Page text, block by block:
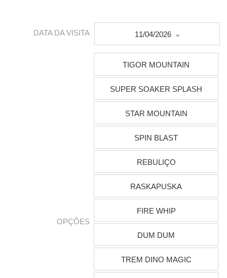
DATA DA VISITA 11/04/2026
OPÇÕES
TIGOR MOUNTAIN
SUPER SOAKER SPLASH
STAR MOUNTAIN
SPIN BLAST
REBULIÇO
RASKAPUSKA
FIRE WHIP
DUM DUM
TREM DINO MAGIC